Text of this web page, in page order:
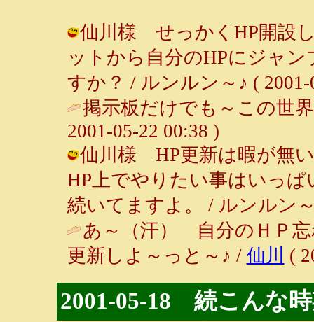
仙川様 せっかくHP開設
ットから自分のHPにジャ
すか？ / ルンルン～♪ ( 2001-
掲示板だけでも～この世
2001-05-22 00:38 )
仙川様 HP更新は暇が無
HP上でやりたい事はいっ
続いてますよ。 / ルンルン
あ～（汗） 自分のＨＰ忘
更新しよ～っと～♪ / 仙川 (
2001-05-18 続こんな